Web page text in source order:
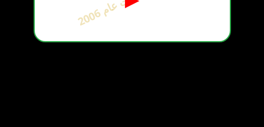
أ
س
س
ت
ع
ا
م
2
0
0